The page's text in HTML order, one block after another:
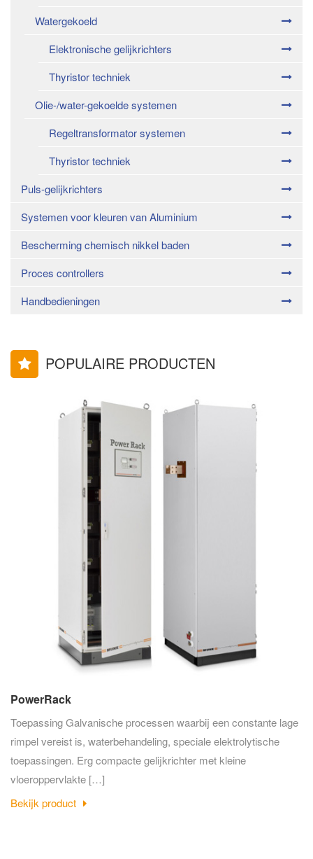
Watergekoeld
Elektronische gelijkrichters
Thyristor techniek
Olie-/water-gekoelde systemen
Regeltransformator systemen
Thyristor techniek
Puls-gelijkrichters
Systemen voor kleuren van Aluminium
Bescherming chemisch nikkel baden
Proces controllers
Handbedieningen
POPULAIRE PRODUCTEN
PowerRack
Toepassing Galvanische processen waarbij een constante lage
rimpel vereist is, waterbehandeling, speciale elektrolytische
toepassingen. Erg compacte gelijkrichter met kleine
vloeroppervlakte […]
Bekijk product